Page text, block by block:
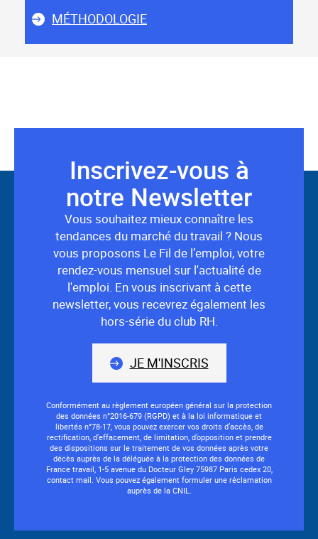
MÉTHODOLOGIE
Suivez-Inscrivez-vous à
notre Newsletter
Vous souhaitez mieux connaître les
tendances du marché du travail ? Nous
vous proposons Le Fil de l’emploi, votre
rendez-vous mensuel sur l'actualité de
l'emploi. En vous inscrivant à cette
newsletter, vous recevrez également les
hors-série du club RH.
JE M'INSCRIS
Conformément au règlement européen général sur la protection
des données n°2016-679 (RGPD) et à la loi informatique et
libertés n°78-17, vous pouvez exercer vos droits d’accès, de
rectification, d’effacement, de limitation, d’opposition et prendre
des dispositions sur le traitement de vos données après votre
décès auprès de la déléguée à la protection des données de
France travail, 1-5 avenue du Docteur Gley 75987 Paris cedex 20,
contact mail. Vous pouvez également formuler une réclamation
auprès de la CNIL.